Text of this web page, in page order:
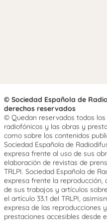
© Sociedad Española de
derechos reservados
© Quedan reservados todos
radiofónicos y las obras y
como sobre los contenidos
Sociedad Española de
expresa frente al uso de sus
elaboración de revistas de
TRLPI. Sociedad Española de
expresa frente la reproducción,
de sus trabajos y artículos
el artículo 33.1 del TRLPI,
expresa de las reproducciones
prestaciones accesibles desde